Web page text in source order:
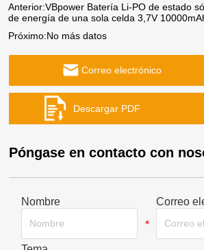
Anterior:VBpower Batería Li-PO de estado
de energía de una sola celda 3,7V
Próximo:No más datos
Correo electrónico
Póngase en contacto con
Nombre
*
Correo